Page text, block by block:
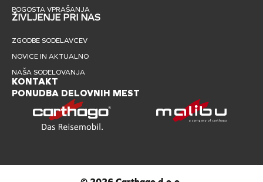
POGOSTA VPRAŠANJA
ŽIVLJENJE PRI NAS
ZGODBE SODELAVCEV
NOVICE IN AKTUALNO
NAŠA SODELOVANJA
KONTAKT
PONUDBA DELOVNIH MEST